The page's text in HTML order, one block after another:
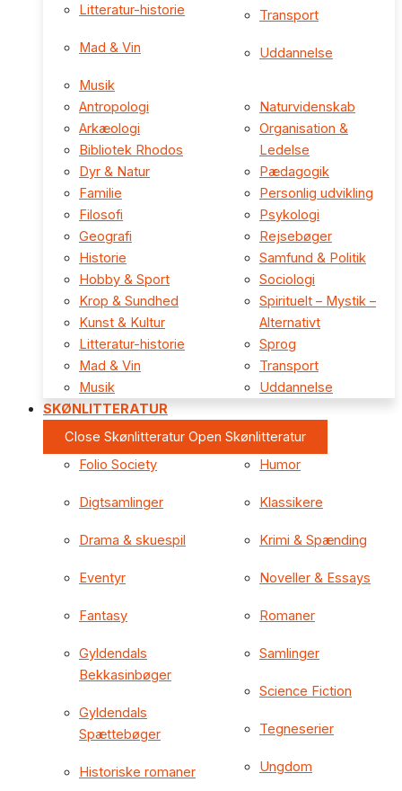
Litteratur-historie
Mad & Vin
Musik
Transport
Uddannelse
Antropologi
Arkæologi
Bibliotek Rhodos
Dyr & Natur
Familie
Filosofi
Geografi
Historie
Hobby & Sport
Krop & Sundhed
Kunst & Kultur
Litteratur-historie
Mad & Vin
Musik
Naturvidenskab
Organisation &
Ledelse
Pædagogik
Personlig udvikling
Psykologi
Rejsebøger
Samfund & Politik
Sociologi
Spirituelt – Mystik –
Alternativt
Sprog
Transport
Uddannelse
SKØNLITTERATUR
Close Skønlitteratur Open Skønlitteratur
Folio Society
Digtsamlinger
Drama & skuespil
Eventyr
Fantasy
Gyldendals
Bekkasinbøger
Gyldendals
Spættebøger
Historiske romaner
Humor
Klassikere
Krimi & Spænding
Noveller & Essays
Romaner
Samlinger
Science Fiction
Tegneserier
Ungdom